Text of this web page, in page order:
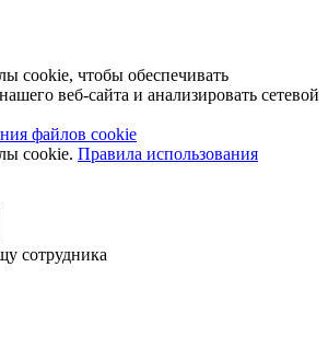
cookie, чтобы обеспечивать
веб-сайта и анализировать сетевой
файлов cookie
cookie. Правила использования
сотрудника